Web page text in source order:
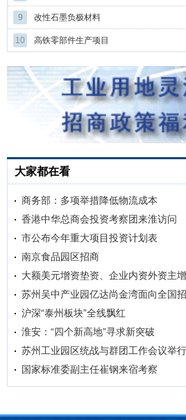
9 改性石墨负极材料
10 高铁零部件生产项目
大家都在看
商务部：多项举措降低物流成本
香港中华总商会投资考察团来淮访问
市公布今年重大项目投资计划表
南京食品园区招商
大额美元增资垫资、企业内资外资主
苏州吴中产业园亿达尚金湾面向全国
沪深“泰州板块”全线飘红
淮安：“四个新高地”寻求新突破
苏州工业园区统战与群团工作会议举行
国家标准委副主任崔钢来宿考察